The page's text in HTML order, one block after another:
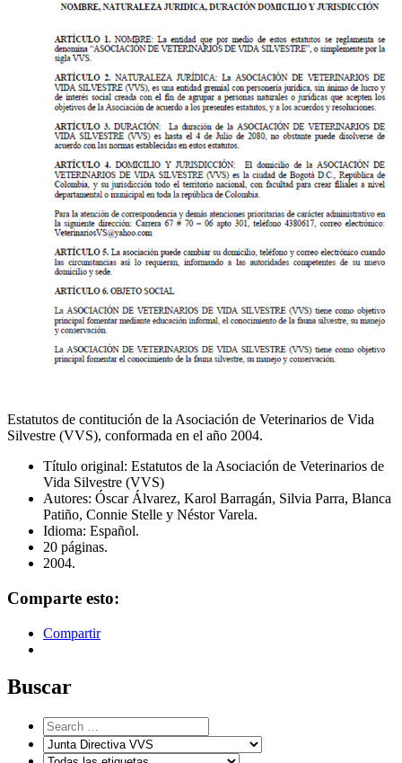
Estatutos de contitución de la Asociación de Veterinarios de Vida
Silvestre (VVS), conformada en el año 2004.
Título original: Estatutos de la Asociación de Veterinarios de
Vida Silvestre (VVS)
Autores: Óscar Álvarez, Karol Barragán, Silvia Parra, Blanca
Patiño, Connie Stelle y Néstor Varela.
Idioma: Español.
20 páginas.
2004.
Comparte esto:
Compartir
Buscar